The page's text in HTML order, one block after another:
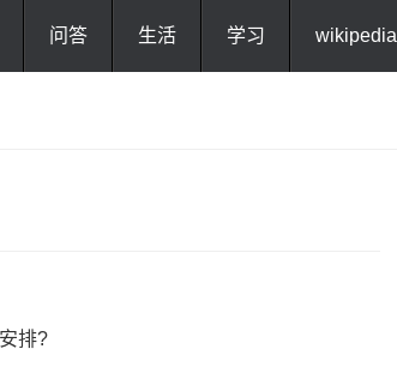
问答 生活 学习 wikipedia